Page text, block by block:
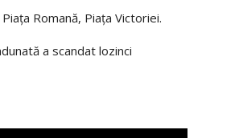
Romană, Piața Victoriei.
a scandat lozinci